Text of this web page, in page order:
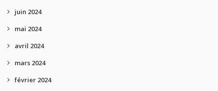
juin 2024
mai 2024
avril 2024
mars 2024
février 2024